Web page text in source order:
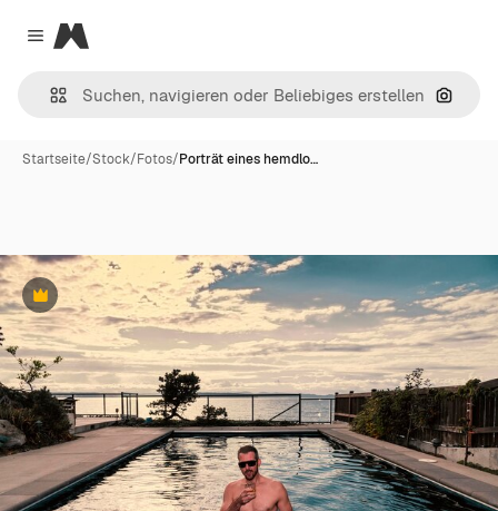
Close menu
Magnific
Nach
Startseite/Stock/Fotos/Porträt eines hemdlo…
Premium